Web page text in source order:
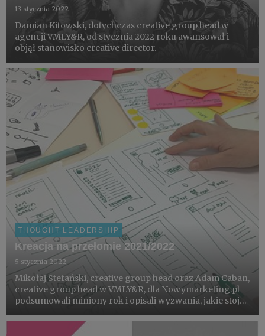
13 stycznia 2022
Damian Kitowski, dotychczas creative group head w
agencji VMLY&R, od stycznia 2022 roku awansował i
objął stanowisko creative director.
THOUGHT LEADERSHIP
Kreacja na przełomie 2021/2022
5 stycznia 2022
Mikołaj Stefański, creative group head oraz Adam Caban,
creative group head w VMLY&R, dla Nowymarketing.pl
podsumowali miniony rok i opisali wyzwania, jakie stoją